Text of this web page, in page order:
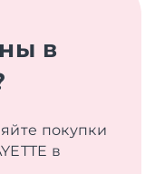
в
покупки
в